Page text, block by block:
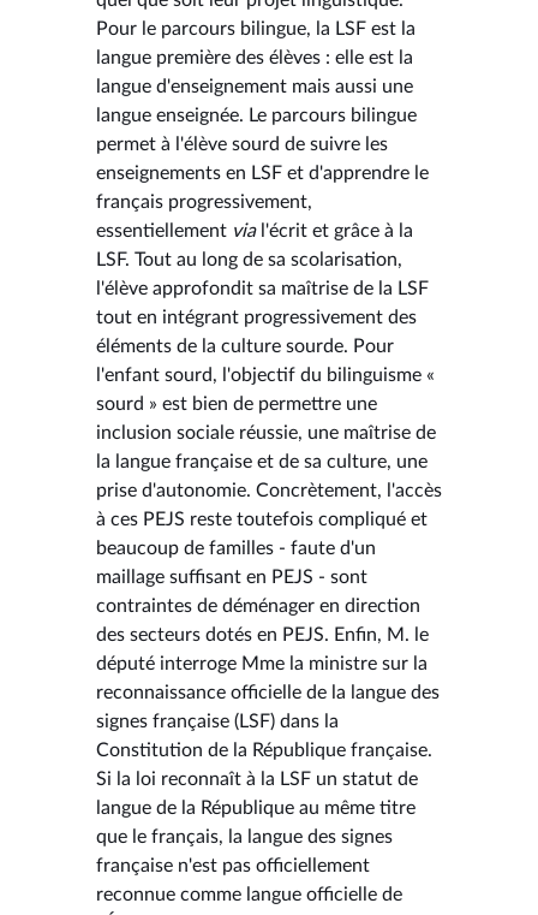
Pour le parcours bilingue, la LSF est la
langue première des élèves : elle est la
langue d'enseignement mais aussi une
langue enseignée. Le parcours bilingue
permet à l'élève sourd de suivre les
enseignements en LSF et d'apprendre le
français progressivement,
essentiellement vial'écrit et grâce à la
LSF. Tout au long de sa scolarisation,
l'élève approfondit sa maîtrise de la LSF
tout en intégrant progressivement des
éléments de la culture sourde. Pour
l'enfant sourd, l'objectif du bilinguisme «
sourd » est bien de permettre une
inclusion sociale réussie, une maîtrise de
la langue française et de sa culture, une
prise d'autonomie. Concrètement, l'accès
à ces PEJS reste toutefois compliqué et
beaucoup de familles - faute d'un
maillage suffisant en PEJS - sont
contraintes de déménager en direction
des secteurs dotés en PEJS. Enfin, M. le
député interroge Mme la ministre sur la
reconnaissance officielle de la langue des
signes française (LSF) dans la
Constitution de la République française.
Si la loi reconnaît à la LSF un statut de
langue de la République au même titre
que le français, la langue des signes
française n'est pas officiellement
reconnue comme langue officielle de